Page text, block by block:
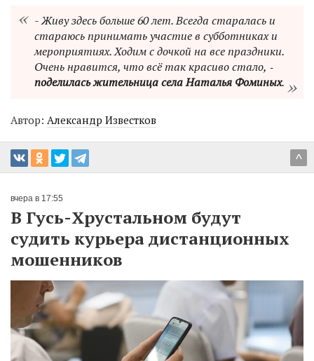
- Живу здесь больше 60 лет. Всегда старалась и
стараюсь принимать участие в субботниках и
мероприятиях. Ходим с дочкой на все праздники.
Очень нравится, что всё так красиво стало, ‑
поделилась жительница села Наталья Фоминых.
Автор: Александр Известков
^
вчера в 17:55
В Гусь-Хрустальном будут
судить курьера дистанционных
мошенников